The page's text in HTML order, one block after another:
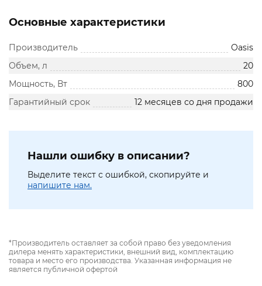
Основные характеристики
Производитель
Oasis
Объем, л
20
Мощность, Вт
800
Гарантийный срок
12 месяцев со дня продажи
Нашли ошибку в описании?
Выделите текст с ошибкой, скопируйте и
напишите нам.
*Производитель оставляет за собой право без уведомления
дилера менять характеристики, внешний вид, комплектацию
товара и место его производства. Указанная информация не
является публичной офертой